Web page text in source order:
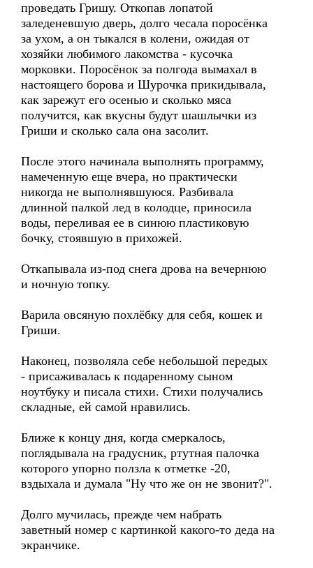
проведать Гришу. Откопав лопатой
заледеневшую дверь, долго чесала поросёнка
за ухом, а он тыкался в колени, ожидая от
хозяйки любимого лакомства - кусочка
морковки. Поросёнок за полгода вымахал в
настоящего борова и Шурочка прикидывала,
как зарежут его осенью и сколько мяса
получится, как вкусны будут шашлычки из
Гриши и сколько сала она засолит.
После этого начинала выполнять программу,
намеченную еще вчера, но практически
никогда не выполнявшуюся. Разбивала
длинной палкой лед в колодце, приносила
воды, переливая ее в синюю пластиковую
бочку, стоявшую в прихожей.
Откапывала из-под снега дрова на вечернюю
и ночную топку.
Варила овсяную похлёбку для себя, кошек и
Гриши.
Наконец, позволяла себе небольшой передых
- присаживалась к подаренному сыном
ноутбуку и писала стихи. Стихи получались
складные, ей самой нравились.
Ближе к концу дня, когда смеркалось,
поглядывала на градусник, ртутная палочка
которого упорно ползла к отметке -20,
вздыхала и думала "Ну что же он не звонит?".
Долго мучилась, прежде чем набрать
заветный номер с картинкой какого-то деда на
экранчике.